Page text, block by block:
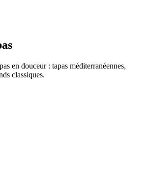
en douceur : tapas méditerranéennes,
classiques.